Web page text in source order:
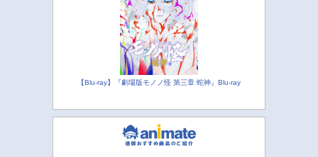
【Blu-ray】『劇場版モノノ怪 第三章 蛇神』Blu-ray